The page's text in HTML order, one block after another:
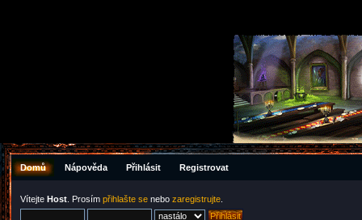
Domů Nápověda Přihlásit Registrovat
Vítejte Host . Prosím přihlašte se nebo zaregistrujte